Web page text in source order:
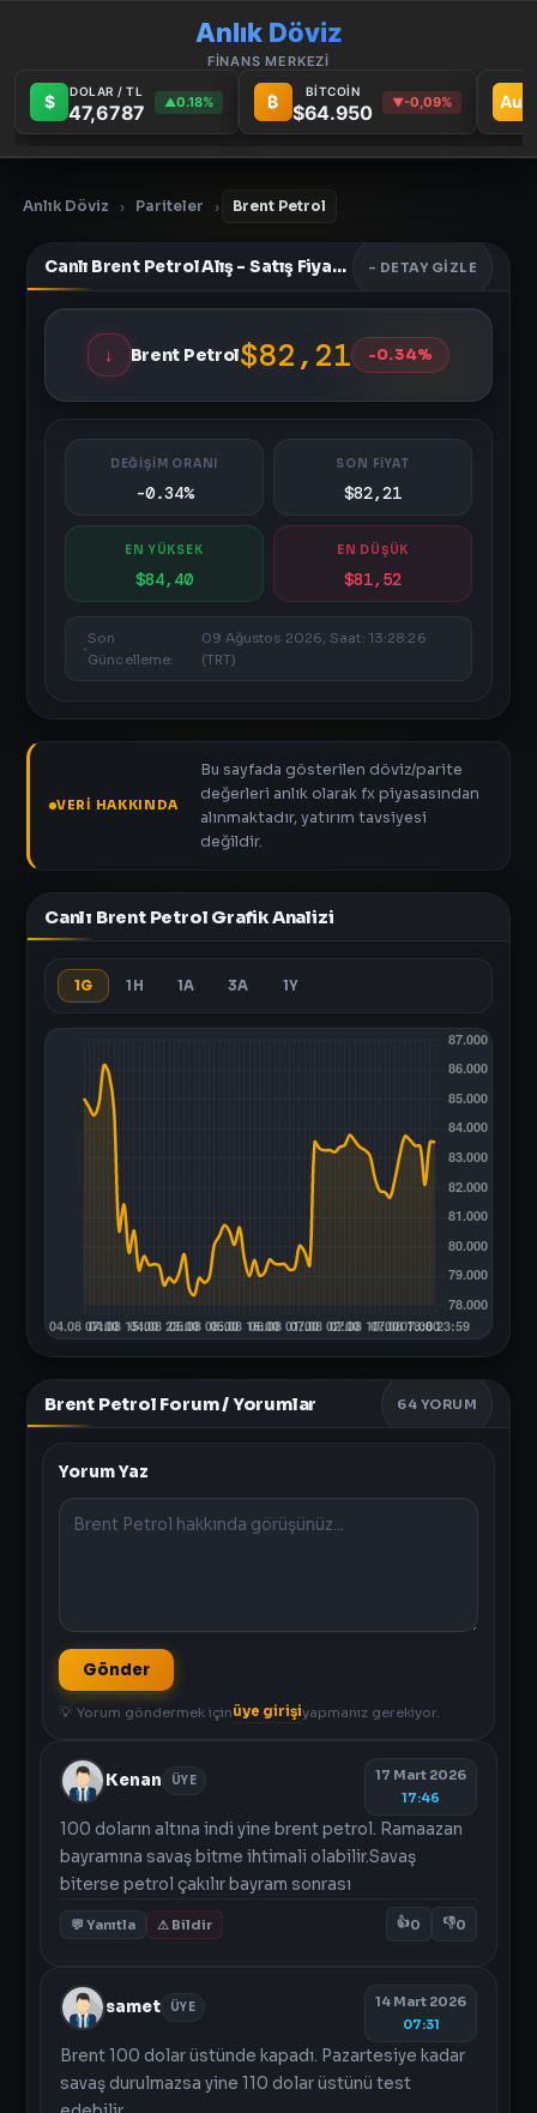
Anlık Döviz
FİNANS MERKEZİ
$ DOLAR / TL
47,6787 ▲0.18% ₿ BİTCOİN
$64.950 ▼-0,09% Au
Anlık Döviz › Pariteler › Brent Petrol
Canlı Brent Petrol Alış - Satış Fiyatları - DETAY GIZLE
↓ Brent Petrol$82,21 -0.34%
DEĞİŞİM ORANI
-0.34%
SON FİYAT
$82,21
EN YÜKSEK
$84,40
EN DÜŞÜK
$81,52
Son
Güncelleme:
09 Ağustos 2026, Saat: 13:28:26
(TRT)
VERI HAKKINDA
Bu sayfada gösterilen döviz/parite
değerleri anlık olarak fx piyasasından
alınmaktadır, yatırım tavsiyesi
değildir.
Canlı Brent Petrol Grafik Analizi
1G 1H 1A 3A 1Y
Brent Petrol Forum / Yorumlar 64 YORUM
Yorum Yaz
Gönder
💡 Yorum göndermek içinüye girişiyapmanız gerekiyor.
Kenan ÜYE 17 Mart 2026
17:46
100 doların altına indi yine brent petrol. Ramaazan
bayramına savaş bitme ihtimali olabilir.Savaş
biterse petrol çakılır bayram sonrası
💬 Yanıtla ⚠ Bildir 👍0 👎0
samet ÜYE 14 Mart 2026
07:31
Brent 100 dolar üstünde kapadı. Pazartesiye kadar
savaş durulmazsa yine 110 dolar üstünü test